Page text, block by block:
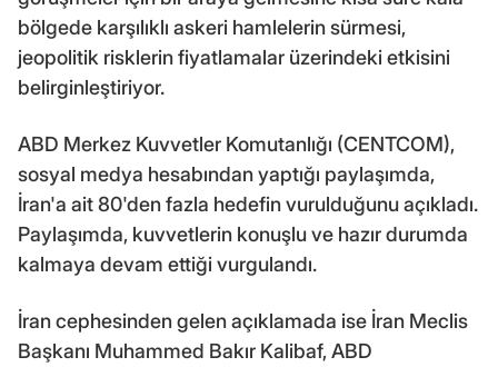
bölgede karşılıklı askeri hamlelerin sürmesi,
jeopolitik risklerin fiyatlamalar üzerindeki etkisini
belirginleştiriyor.
ABD Merkez Kuvvetler Komutanlığı (CENTCOM),
sosyal medya hesabından yaptığı paylaşımda,
İran'a ait 80'den fazla hedefin vurulduğunu açıkladı.
Paylaşımda, kuvvetlerin konuşlu ve hazır durumda
kalmaya devam ettiği vurgulandı.
İran cephesinden gelen açıklamada ise İran Meclis
Başkanı Muhammed Bakır Kalibaf, ABD